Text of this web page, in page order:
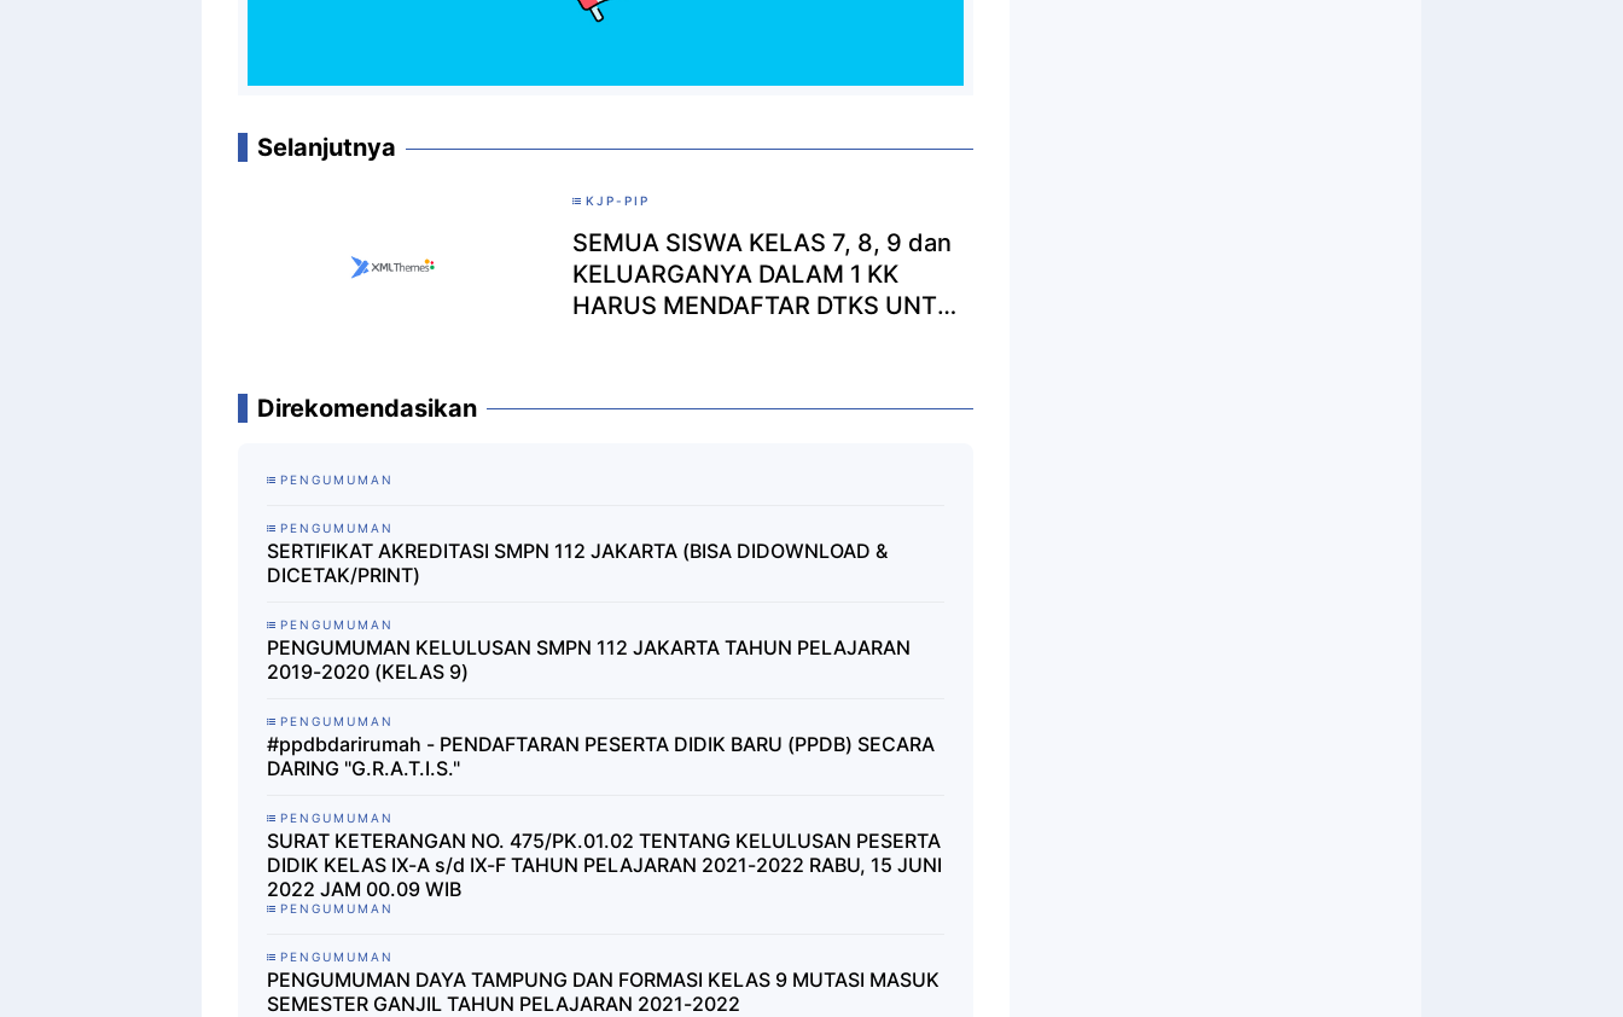
Selanjutnya
KJP-PIP
SEMUA SISWA KELAS 7, 8, 9 dan
KELUARGANYA DALAM 1 KK
HARUS MENDAFTAR DTKS UNTUK
Direkomendasikan
PENGUMUMAN
PENGUMUMAN
SERTIFIKAT AKREDITASI SMPN 112 JAKARTA (BISA DIDOWNLOAD &
DICETAK/PRINT)
PENGUMUMAN
PENGUMUMAN KELULUSAN SMPN 112 JAKARTA TAHUN PELAJARAN
2019-2020 (KELAS 9)
PENGUMUMAN
#ppdbdarirumah - PENDAFTARAN PESERTA DIDIK BARU (PPDB) SECARA
DARING "G.R.A.T.I.S."
PENGUMUMAN
SURAT KETERANGAN NO. 475/PK.01.02 TENTANG KELULUSAN PESERTA
DIDIK KELAS IX-A s/d IX-F TAHUN PELAJARAN 2021-2022 RABU, 15 JUNI
2022 JAM 00.09 WIB
PENGUMUMAN
PENGUMUMAN
PENGUMUMAN DAYA TAMPUNG DAN FORMASI KELAS 9 MUTASI MASUK
SEMESTER GANJIL TAHUN PELAJARAN 2021-2022